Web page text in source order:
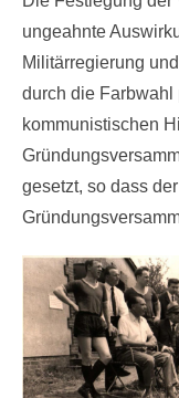
ungeahnte
Militärregierung
durch die Farbwahl
kommunistischen
gesetzt, so dass